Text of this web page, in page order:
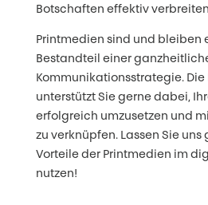
Botschaften effektiv
Printmedien sind und bleiben
Bestandteil einer
Kommunikationsstrategie. Die
unterstützt Sie gerne dabei,
erfolgreich umzusetzen und
zu verknüpfen. Lassen Sie
Vorteile der Printmedien im
nutzen!